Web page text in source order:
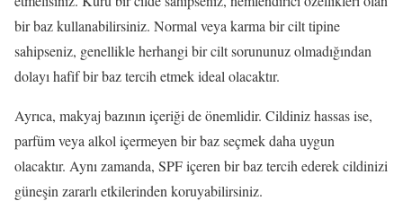
bir baz kullanabilirsiniz. Normal veya karma bir cilt tipine
sahipseniz, genellikle herhangi bir cilt sorununuz olmadığından
dolayı hafif bir baz tercih etmek ideal olacaktır.
Ayrıca, makyaj bazının içeriği de önemlidir. Cildiniz hassas ise,
parfüm veya alkol içermeyen bir baz seçmek daha uygun
olacaktır. Aynı zamanda, SPF içeren bir baz tercih ederek cildinizi
güneşin zararlı etkilerinden koruyabilirsiniz.